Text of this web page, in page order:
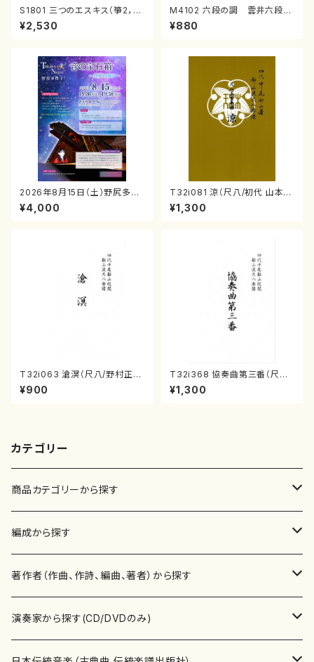
S1801 三つのエスキス（箏2，1
7/清水 脩/楽譜）
¥2,530
M4102 六段の調 雲井六段
（箏/宮城道雄著・宮城宗家監修/
箏曲古典楽譜）
¥880
2026年8月15日（土）野尻多佳
子ピアノリサイタル 音の宝石
箱チケット一般
¥4,000
T32i081 涼（尺八/初代 山本邦
山/尺八/都山式譜）都山流公刊
楽譜曲番:530
¥1,300
T32i063 滄溟（尺八/野村正
峰/尺八/都山式譜）都山流公刊
楽譜曲番:512
¥900
T32i368 協奏曲第三番（尺八/
唯是震一/楽譜）都山流公刊楽譜
曲番:2073
¥1,300
カテゴリー
商品カテゴリーから探す
楽譜
書籍
書籍
テキストブック
CD・DVD
編成から探す
邦楽器
箏・琴（ソロ）
箏・琴（合奏）
合唱
混声合唱
著作者（作曲、作詩、編曲、著者）から探す
あ行
青木省三(アオキ ショウゾウ)
演奏家から探す(CD/DVDのみ)